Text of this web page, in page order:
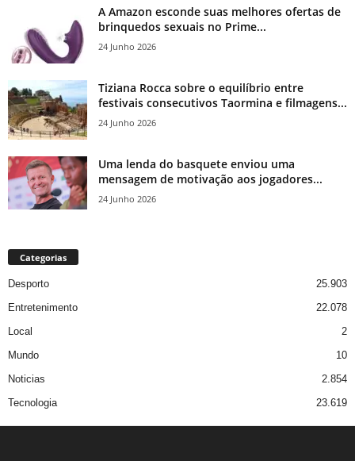
A Amazon esconde suas melhores ofertas de
brinquedos sexuais no Prime...
24 Junho 2026
Tiziana Rocca sobre o equilíbrio entre
festivais consecutivos Taormina e filmagens...
24 Junho 2026
Uma lenda do basquete enviou uma
mensagem de motivação aos jogadores...
24 Junho 2026
Categorias
Desporto
25.903
Entretenimento
22.078
Local
2
Mundo
10
Noticias
2.854
Tecnologia
23.619